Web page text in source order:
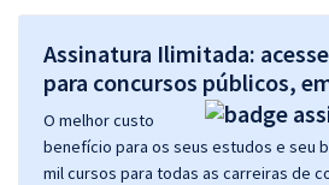
Assinatura Ilimitada:
para concursos públicos,
O melhor custo
benefício para os seus estudos e seu
mil cursos para todas as carreiras de